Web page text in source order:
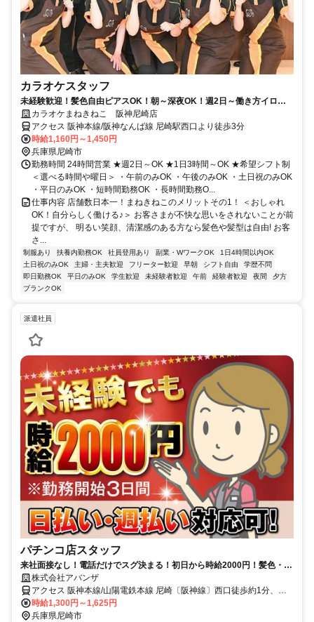
カラオケスタッフ
未経験歓迎！髪色自由ピアスOK！朝～深夜OK！週2日～働き方イロイ
ロ！まねきねこで楽しく稼ご～！
カラオケまねきねこ 阪神尼崎店
アクセス 阪神本線/阪神なんば線 尼崎駅西口より徒歩3分
時給1,160円～1,450円
兵庫県尼崎市
勤務時間 24時間営業 ★週2日～OK ★1日3時間～OK ★希望シフト制
＜選べる時間や曜日＞ ・午前のみOK ・午後のみOK ・土日祝のみOK
・平日のみOK ・短時間勤務OK ・長時間勤務O...
仕事内容 店舗数日本一！まねきねこのメリットその1！ ＜おしゃれ
OK！自分らしく働ける♪＞ お客さまが不快な思いをされないことが前
提ですが、 明るい笑顔、清潔感のある方なら髪色や髪型は自由! お客
さ...
制服あり 扶養内勤務OK 社員登用あり 副業・WワークOK
1日4時間以内OK
土日祝のみOK
主婦・主夫歓迎 フリーター歓迎 早朝 シフト自由
学歴不問
即日勤務OK
平日のみOK 学生歓迎 未経験者歓迎 午前 経験者歓迎 夜間
夕方
ブランクOK
派遣社員
パチンコ店スタッフ
来社面接なし！電話だけでスグ決まる！初日から時給2000円！髪色・ネ
イル自由♪10～30代が多い職場
株式会社アバンザ
アクセス 阪神本線/山陽電鉄本線 尼崎〔阪神線〕西口徒歩約1分、阪
神本線 大物南出口徒歩約13分、阪神本線 大物南出口徒歩約13分 【勤
務地】阪神「尼崎」駅周辺 ☆交通費全額
時給1,300円～1,625円
兵庫県尼崎市